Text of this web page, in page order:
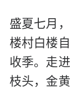
盛夏七月
楼村白楼
收季。走
枝头，金